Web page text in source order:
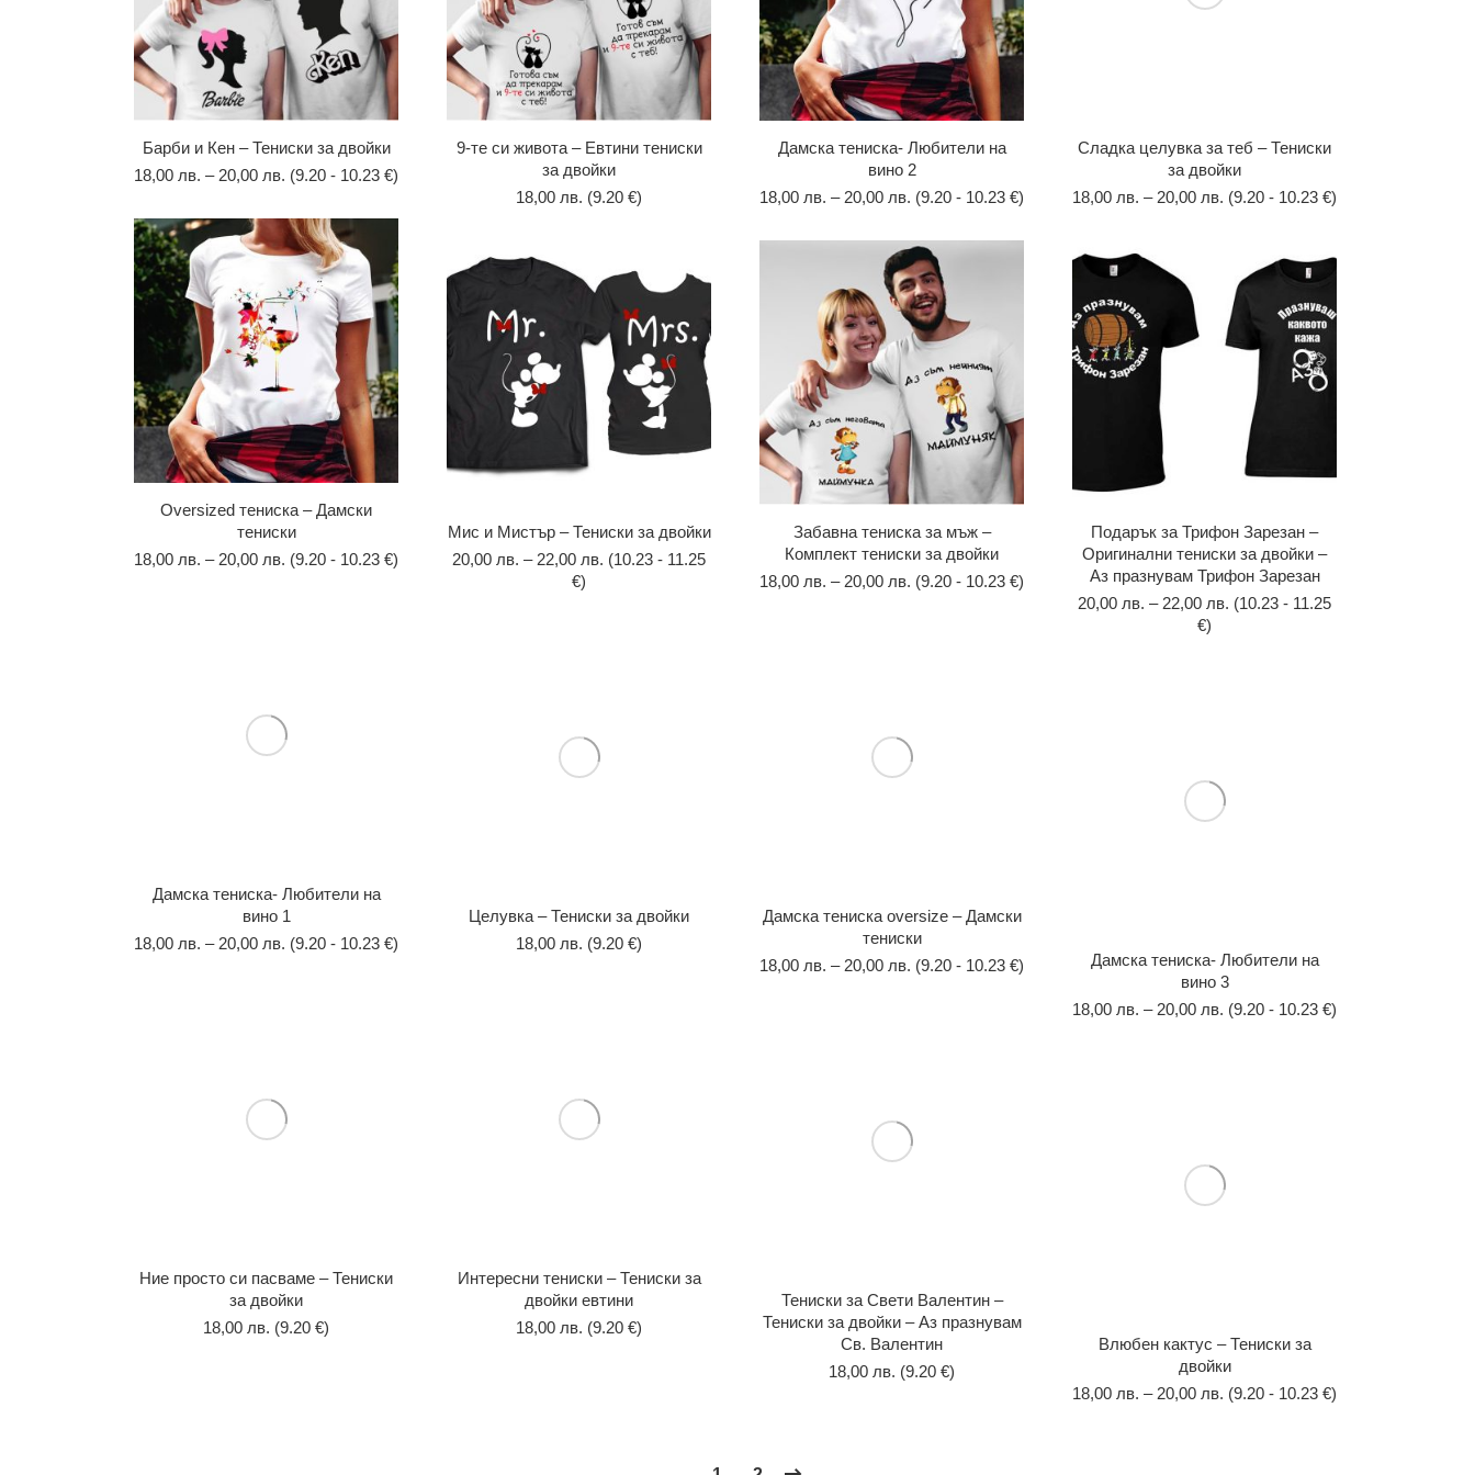
Барби и Кен – Тениски за двойки
18,00 лв. – 20,00 лв. (9.20 - 10.23 €)
9-те си живота – Евтини тениски
за двойки
18,00 лв. (9.20 €)
Дамска тениска- Любители на
вино 2
18,00 лв. – 20,00 лв. (9.20 - 10.23 €)
Сладка целувка за теб – Тениски
за двойки
18,00 лв. – 20,00 лв. (9.20 - 10.23 €)
Оversized тениска – Дамски
тениски
18,00 лв. – 20,00 лв. (9.20 - 10.23 €)
Мис и Мистър – Тениски за двойки
20,00 лв. – 22,00 лв. (10.23 - 11.25
€)
Забавна тениска за мъж –
Комплект тениски за двойки
18,00 лв. – 20,00 лв. (9.20 - 10.23 €)
Подарък за Трифон Зарезан –
Оригинални тениски за двойки –
Aз празнувам Трифон Зарезан
20,00 лв. – 22,00 лв. (10.23 - 11.25
€)
Дамска тениска- Любители на
вино 1
18,00 лв. – 20,00 лв. (9.20 - 10.23 €)
Целувка – Тениски за двойки
18,00 лв. (9.20 €)
Дамска тениска oversize – Дамски
тениски
18,00 лв. – 20,00 лв. (9.20 - 10.23 €)
Дамска тениска- Любители на
вино 3
18,00 лв. – 20,00 лв. (9.20 - 10.23 €)
Ние просто си пасваме – Тениски
за двойки
18,00 лв. (9.20 €)
Интересни тениски – Тениски за
двойки евтини
18,00 лв. (9.20 €)
Тениски за Свети Валентин –
Тениски за двойки – Aз празнувам
Св. Валентин
18,00 лв. (9.20 €)
Влюбен кактус – Тениски за
двойки
18,00 лв. – 20,00 лв. (9.20 - 10.23 €)